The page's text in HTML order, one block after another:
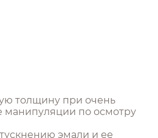
толщину при очень
манипуляции по осмотру
эмали и ее